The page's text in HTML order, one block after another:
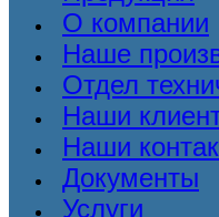
О компании
Наше
Отдел
Наши
Наши
Документы
Услуги